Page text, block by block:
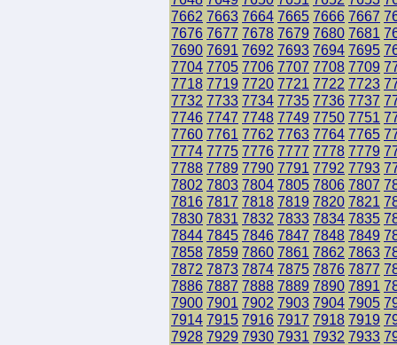
7662 7663 7664 7665 7666 7667
7676 7677 7678 7679 7680 7681
7690 7691 7692 7693 7694 7695
7704 7705 7706 7707 7708 7709
7718 7719 7720 7721 7722 7723
7732 7733 7734 7735 7736 7737
7746 7747 7748 7749 7750 7751
7760 7761 7762 7763 7764 7765
7774 7775 7776 7777 7778 7779
7788 7789 7790 7791 7792 7793
7802 7803 7804 7805 7806 7807
7816 7817 7818 7819 7820 7821
7830 7831 7832 7833 7834 7835
7844 7845 7846 7847 7848 7849
7858 7859 7860 7861 7862 7863
7872 7873 7874 7875 7876 7877
7886 7887 7888 7889 7890 7891
7900 7901 7902 7903 7904 7905
7914 7915 7916 7917 7918 7919
7928 7929 7930 7931 7932 7933